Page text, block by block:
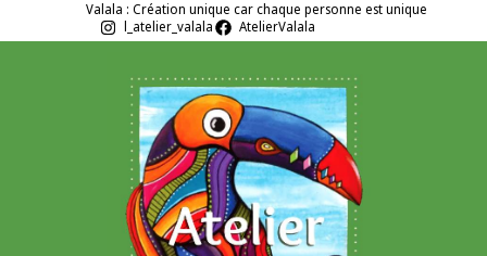
Valala : Création unique car chaque personne est unique
l_atelier_valala
AtelierValala